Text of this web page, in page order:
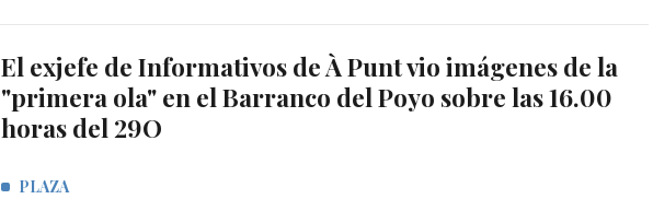
El exjefe de Informativos de À Punt vio imágenes de la
"primera ola" en el Barranco del Poyo sobre las 16.00
horas del 29O
PLAZA